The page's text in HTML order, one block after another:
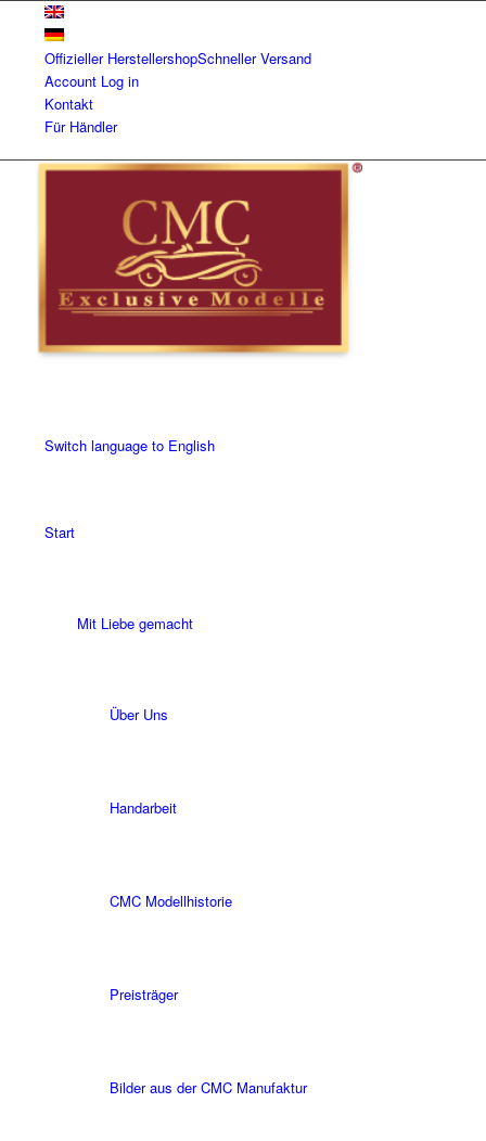
Offizieller HerstellershopSchneller Versand
Account Log in
Kontakt
Für Händler
Switch language to English
Start
Mit Liebe gemacht
Über Uns
Handarbeit
CMC Modellhistorie
Preisträger
Bilder aus der CMC Manufaktur